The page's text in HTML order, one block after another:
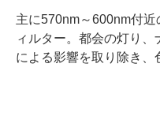
主に570nm～600nm付
ィルター。都会の灯り
による影響を取り除き、